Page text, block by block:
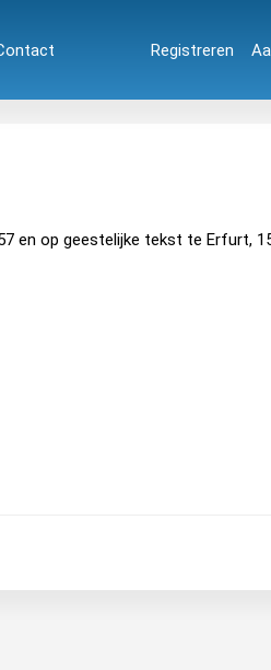
Registreren
en op geestelijke tekst te Erfurt,